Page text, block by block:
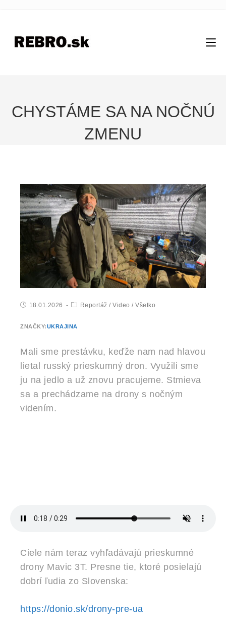
CHYSTÁME SA NA NOČNÚ
ZMENU
18.01.2026 Reportáž / Video / Všetko
ZNAČKY:UKRAJINA
Mali sme prestávku, keďže nam nad hlavou
lietal russký prieskumný dron. Využili sme
ju na jedlo a už znovu pracujeme. Stmieva
sa a prechádzame na drony s nočným
videním.
Ciele nám teraz vyhľadávajú prieskumné
drony Mavic 3T. Presne tie, ktoré posielajú
dobrí ľudia zo Slovenska:
https://donio.sk/drony-pre-ua